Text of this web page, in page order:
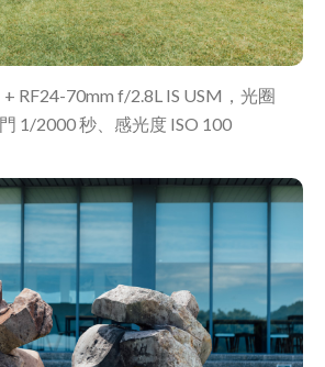
+ RF24-70mm f/2.8L IS USM，光圈
1/2000 秒、感光度 ISO 100